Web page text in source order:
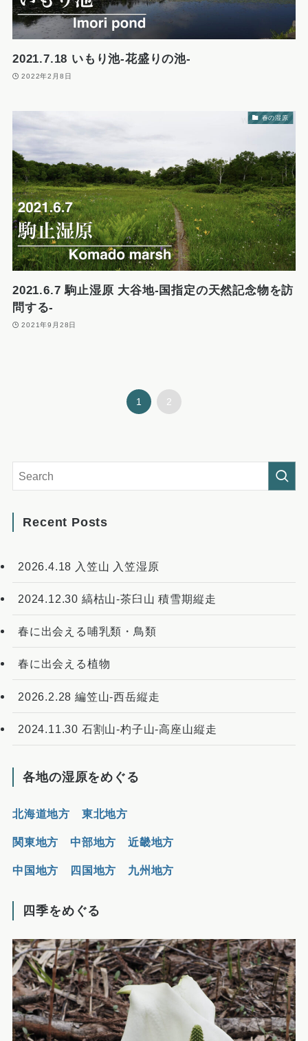
2021.7.18 いもり池-花盛りの池-
2022年2月8日
春の湿原
2021.6.7 駒止湿原 大谷地-国指定の天然記念物を訪
問する-
2021年9月28日
1 2
Recent Posts
2026.4.18 入笠山 入笠湿原
2024.12.30 縞枯山-茶臼山 積雪期縦走
春に出会える哺乳類・鳥類
春に出会える植物
2026.2.28 編笠山-西岳縦走
2024.11.30 石割山-杓子山-高座山縦走
各地の湿原をめぐる
北海道地方 東北地方
関東地方 中部地方 近畿地方
中国地方 四国地方 九州地方
四季をめぐる